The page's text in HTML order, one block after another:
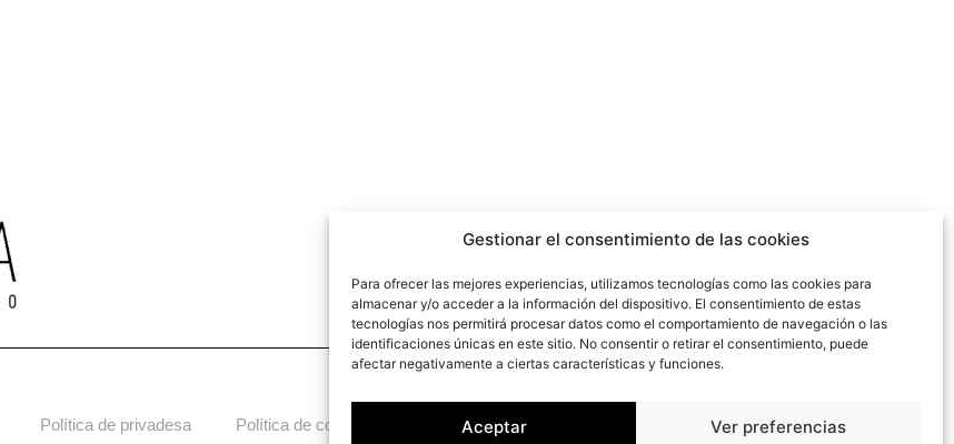
Gestionar el consentimiento de las cookies
Para ofrecer las mejores experiencias, utilizamos tecnologías como las cookies para
almacenar y/o acceder a la información del dispositivo. El consentimiento de estas
tecnologías nos permitirá procesar datos como el comportamiento de navegación o las
identificaciones únicas en este sitio. No consentir o retirar el consentimiento, puede
afectar negativamente a ciertas características y funciones.
Aceptar Ver preferencias
Política de privadesa Política de cookies
reservats.